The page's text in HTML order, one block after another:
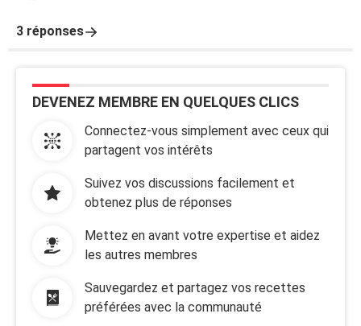
3 réponses
DEVENEZ MEMBRE EN QUELQUES CLICS
Connectez-vous simplement avec ceux qui
partagent vos intérêts
Suivez vos discussions facilement et
obtenez plus de réponses
Mettez en avant votre expertise et aidez
les autres membres
Sauvegardez et partagez vos recettes
préférées avec la communauté